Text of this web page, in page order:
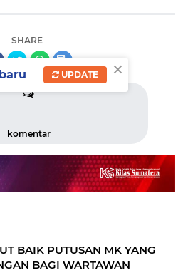
SHARE
komentar
BAIK PUTUSAN MK YANG
BAGI WARTAWAN
×
UPDATE